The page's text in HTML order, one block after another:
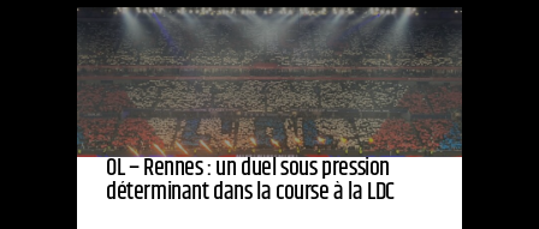
OL – Rennes : un duel sous pression
déterminant dans la course à la LDC